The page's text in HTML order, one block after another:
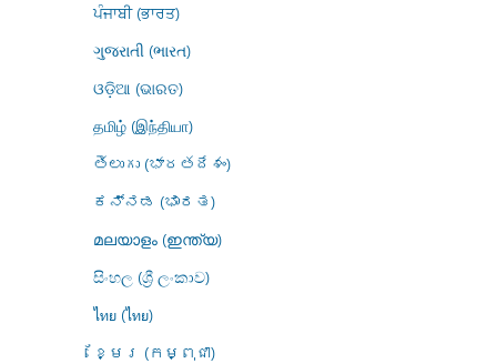
ਪੰਜਾਬੀ (ਭਾਰਤ)
ગુજરાતી (ભારત)
ଓଡ଼ିଆ (ଭାରତ)
தமிழ் (இந்தியா)
తెలుగు (భారతదేశం)
ಕನ್ನಡ (ಭಾರತ)
മലയാളം (ഇന്ത്യ)
සිංහල (ශ්‍රී ලංකාව)
ไทย (ไทย)
ខ្មែរ (កម្ពុជា)